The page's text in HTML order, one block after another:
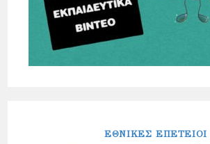
ΕΘΝΙΚΕΣ ΕΠΕΤΕΙΟΙ